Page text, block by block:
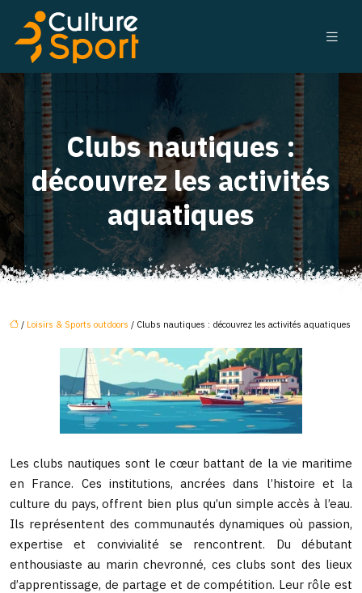
Clubs nautiques :
découvrez les activités
aquatiques
/ Loisirs & Sports outdoors / Clubs nautiques : découvrez les activités aquatiques
Les clubs nautiques sont le cœur battant de la vie maritime
en France. Ces institutions, ancrées dans l’histoire et la
culture du pays, offrent bien plus qu’un simple accès à l’eau.
Ils représentent des communautés dynamiques où passion,
expertise et convivialité se rencontrent. Du débutant
enthousiaste au marin chevronné, ces clubs sont des lieux
d’apprentissage, de partage et de compétition. Leur rôle est